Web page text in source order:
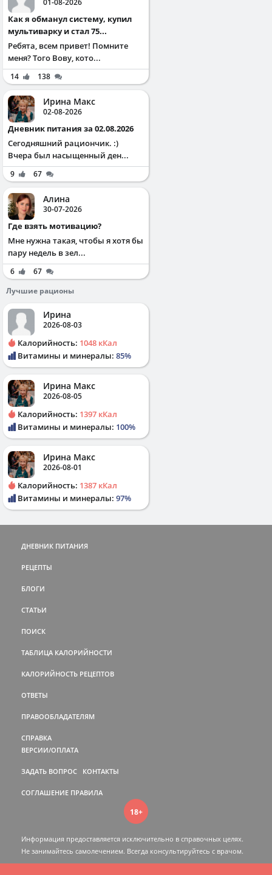
Как я обманул систему, купил
мультиварку и стал 75...
Ребята, всем привет! Помните
меня? Того Вову, кото...
14 138
Ирина Макс
02-08-2026
Дневник питания за 02.08.2026
Сегодняшний рациончик. :)
Вчера был насыщенный ден...
9 67
Алина
30-07-2026
Где взять мотивацию?
Мне нужна такая, чтобы я хотя бы
пару недель в зел...
6
67
Лучшие рационы
Ирина
2026-08-03
Калорийность: 1048 кКал
Витамины и минералы: 85%
Ирина Макс
2026-08-05
Калорийность: 1397 кКал
Витамины и минералы: 100%
Ирина Макс
2026-08-01
Калорийность: 1387 кКал
Витамины и минералы: 97%
ДНЕВНИК ПИТАНИЯ
РЕЦЕПТЫ
БЛОГИ
СТАТЬИ
ПОИСК
ТАБЛИЦА КАЛОРИЙНОСТИ
КАЛОРИЙНОСТЬ РЕЦЕПТОВ
ОТВЕТЫ
ПРАВООБЛАДАТЕЛЯМ
СПРАВКА
ВЕРСИИ/ОПЛАТА
ЗАДАТЬ ВОПРОС КОНТАКТЫ
СОГЛАШЕНИЕ ПРАВИЛА
18+
Информация предоставляется исключительно в справочных целях.
Не занимайтесь самолечением. Всегда консультируйтесь c врачом.